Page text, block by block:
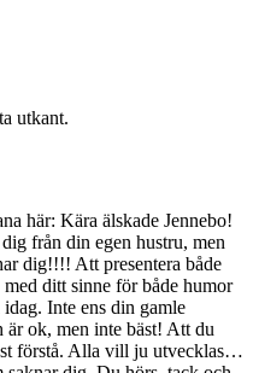
utkant.
här: Kära älskade Jennebo!
från din egen hustru, men
dig!!!! Att presentera både
ditt sinne för både humor
Inte ens din gamle
ok, men inte bäst! Att du
förstå. Alla vill ju utvecklas…